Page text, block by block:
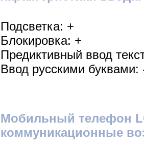
Подсветка: +
Блокировка: +
Предиктивный ввод
Ввод русскими буквами:
Мобильный телефон
коммуникационные